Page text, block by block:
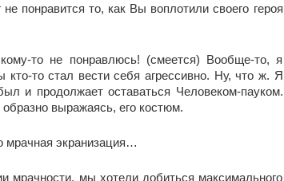
понравится то, как Вы воплотили своего героя
то не понравлюсь! (смеется) Вообще-то, я
то стал вести себя агрессивно. Ну, что ж. Я
и продолжает оставаться Человеком-пауком.
выражаясь, его костюм.
мрачная экранизация…
мы хотели добиться максимального